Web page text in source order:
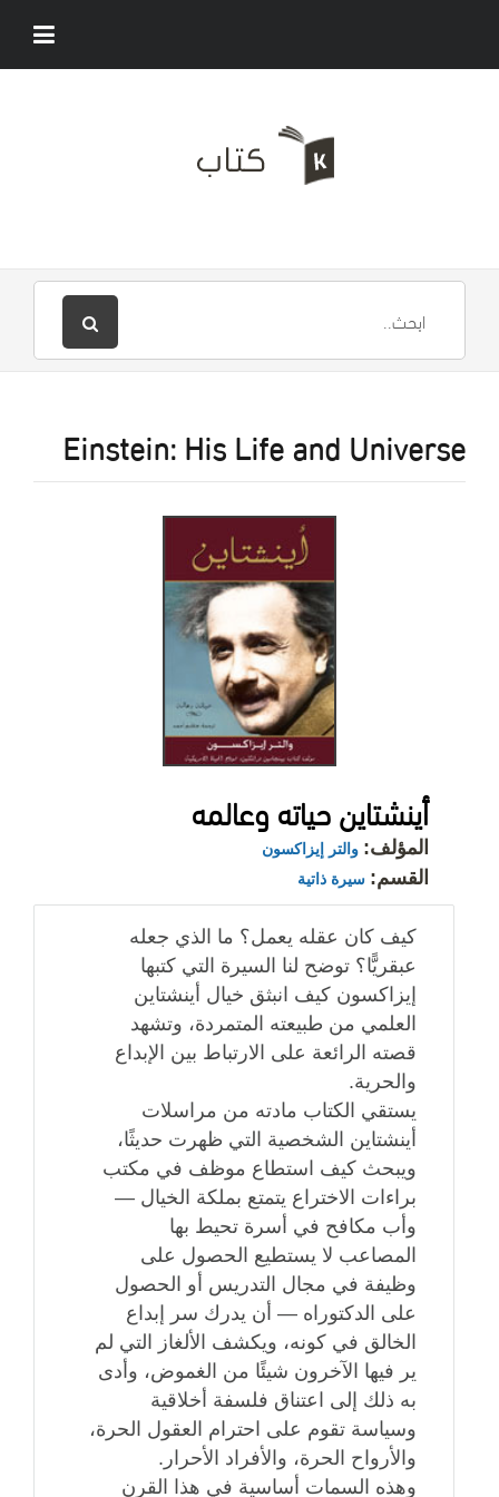
Einstein: His Life and Universe
أينشتاين حياته وعالمه
المؤلف: والتر إيزاكسون
القسم: سيرة ذاتية
كيف كان عقله يعمل؟ ما الذي جعله
عبقريًّا؟ توضح لنا السيرة التي كتبها
إيزاكسون كيف انبثق خيال أينشتاين
العلمي من طبيعته المتمردة، وتشهد
قصته الرائعة على الارتباط بين الإبداع
والحرية.
يستقي الكتاب مادته من مراسلات
أينشتاين الشخصية التي ظهرت حديثًا،
ويبحث كيف استطاع موظف في مكتب
براءات الاختراع يتمتع بملكة الخيال —
وأب مكافح في أسرة تحيط بها
المصاعب لا يستطيع الحصول على
وظيفة في مجال التدريس أو الحصول
على الدكتوراه — أن يدرك سر إبداع
الخالق في كونه، ويكشف الألغاز التي لم
ير فيها الآخرون شيئًا من الغموض، وأدى
به ذلك إلى اعتناق فلسفة أخلاقية
وسياسة تقوم على احترام العقول الحرة،
والأرواح الحرة، والأفراد الأحرار.
وهذه السمات أساسية في هذا القرن